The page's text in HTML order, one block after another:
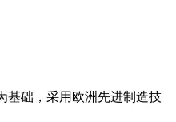
基础，采用欧洲先进制造技